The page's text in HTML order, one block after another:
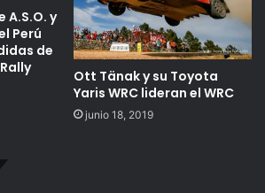
A.S.O. y
Perú
de
Ott Tänak y su Toyota
Yaris WRC lideran el WRC
junio 18, 2019